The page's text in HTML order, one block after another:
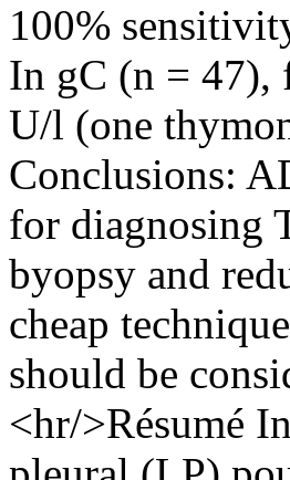
100%
In gC (n = 47),
U/l (one
Conclusions:
for diagnosing
byopsy and
cheap
should be
<hr/>Résumé